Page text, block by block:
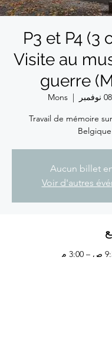
P3 et P4 (3
Visite au
guerre
  |
Mons
Travail de mémoire
Belgique
Aucun billet
Voir d'autres